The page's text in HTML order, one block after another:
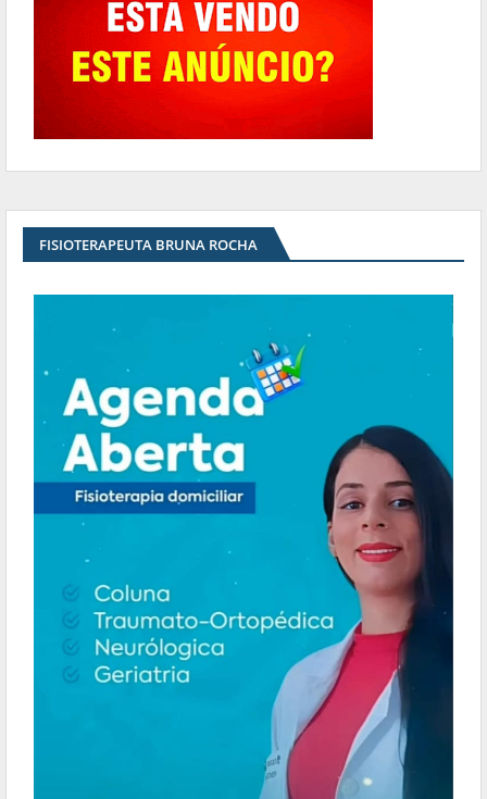
FISIOTERAPEUTA BRUNA ROCHA